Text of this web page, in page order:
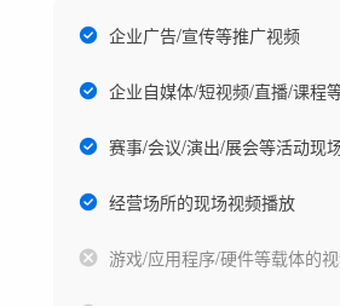
企业广告/宣传等推广视频
企业自媒体/短视频/直播/课程
赛事/会议/演出/展会等活动现
经营场所的现场视频播放
游戏/应用程序/硬件等载体的